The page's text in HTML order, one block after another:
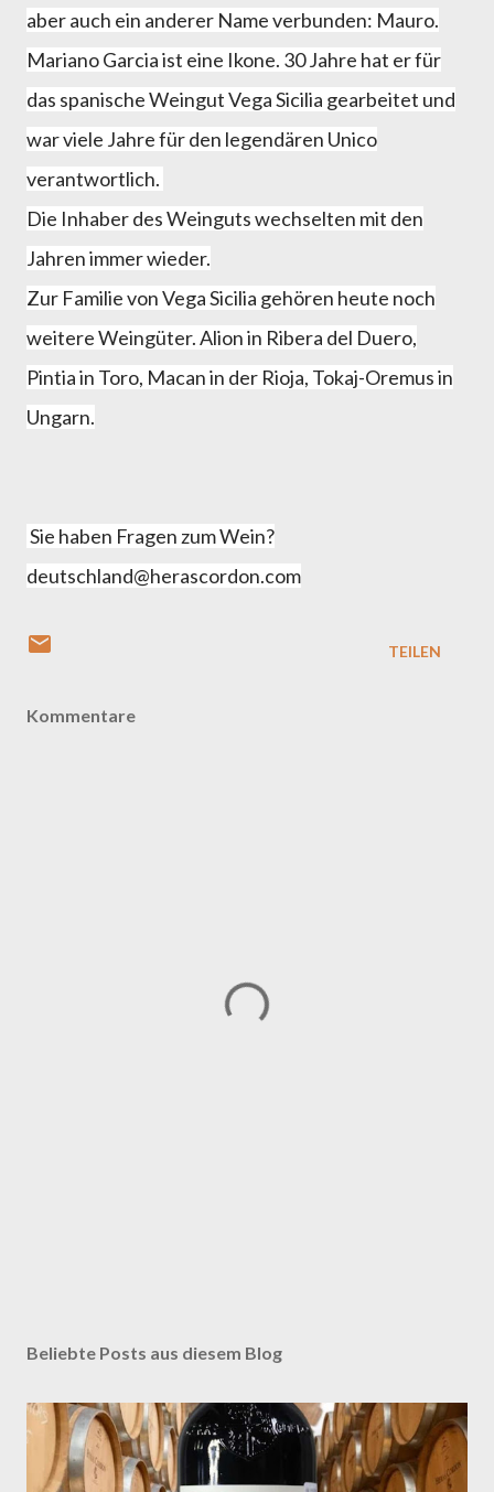
aber auch ein anderer Name verbunden: Mauro.
Mariano Garcia ist eine Ikone. 30 Jahre hat er für
das spanische Weingut Vega Sicilia gearbeitet und
war viele Jahre für den legendären Unico
verantwortlich.
Die Inhaber des Weinguts wechselten mit den
Jahren immer wieder.
Zur Familie von Vega Sicilia gehören heute noch
weitere Weingüter. Alion in Ribera del Duero,
Pintia in Toro, Macan in der Rioja, Tokaj-Oremus in
Ungarn.
Sie haben Fragen zum Wein?
deutschland@herascordon.com
TEILEN
Kommentare
Beliebte Posts aus diesem Blog